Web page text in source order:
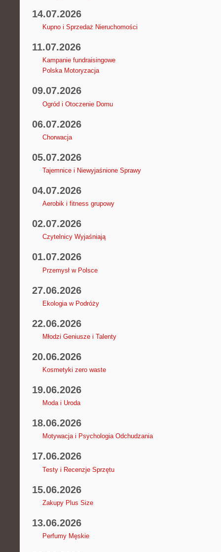
14.07.2026
Kupno i Sprzedaż Nieruchomości
11.07.2026
Kampanie fundraisingowe
Polska Motoryzacja
09.07.2026
Ogród i Otoczenie Domu
06.07.2026
Chorwacja
05.07.2026
Tajemnice i Niewyjaśnione Sprawy
04.07.2026
Aerobik i fitness grupowy
02.07.2026
Czytelnicy Wyjaśniają
01.07.2026
Przemysł w Polsce
27.06.2026
Ekologia w Podróży
22.06.2026
Młodzi Geniusze i Talenty
20.06.2026
Kosmetyki zero waste
19.06.2026
Moda i Uroda
18.06.2026
Motywacja i Psychologia Odchudzania
17.06.2026
Testy i Recenzje Sprzętu
15.06.2026
Zakupy Plus Size
13.06.2026
Perfumy Męskie